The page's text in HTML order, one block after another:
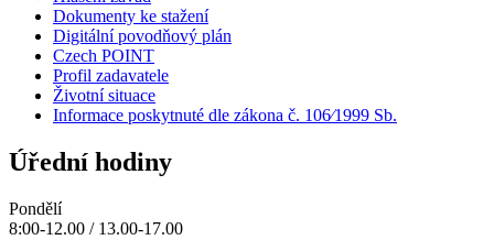
Dokumenty ke stažení
Digitální povodňový plán
Czech POINT
Profil zadavatele
Životní situace
Informace poskytnuté dle zákona č. 106⁄1999 Sb.
Úřední hodiny
Pondělí
8:00-12.00 / 13.00-17.00